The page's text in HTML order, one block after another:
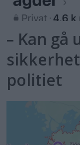
– Kan gå
politiet